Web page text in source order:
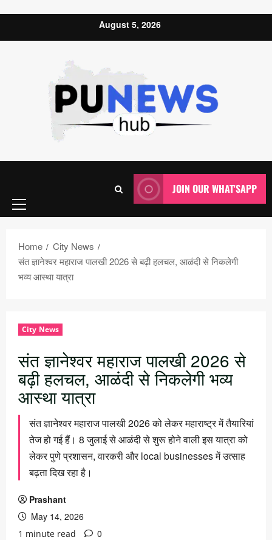
August 5, 2026
JOIN OUR WHAT'SAPP
Home
City News
संत ज्ञानेश्वर महाराज पालखी 2026 से बढ़ी हलचल, आळंदी से निकलेगी
भव्य आस्था यात्रा
City News
संत ज्ञानेश्वर महाराज पालखी 2026 से
बढ़ी हलचल, आळंदी से निकलेगी भव्य
आस्था यात्रा
संत ज्ञानेश्वर महाराज पालखी 2026 को लेकर महाराष्ट्र में तैयारियां
तेज हो गई हैं। 8 जुलाई से आळंदी से शुरू होने वाली इस यात्रा को
लेकर पुणे प्रशासन, वारकरी और local businesses में उत्साह
बढ़ता दिख रहा है।
Prashant
May 14, 2026
1 minute read 0